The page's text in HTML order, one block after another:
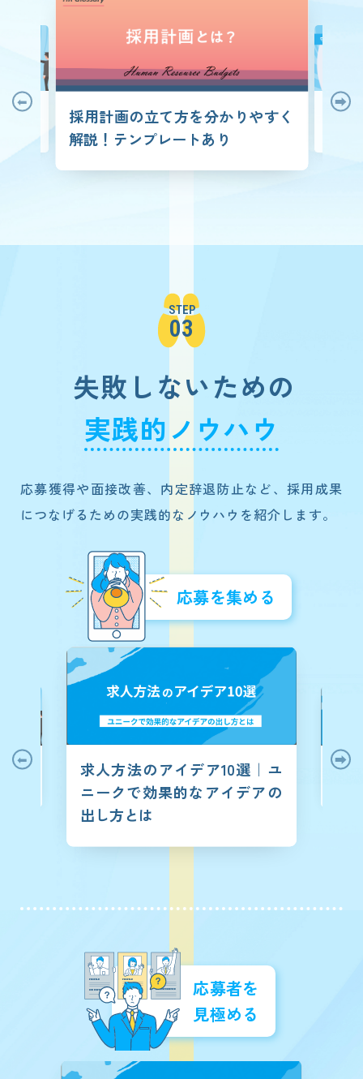
見極め
採用計画の立て方を分かりやすく
解説！テンプレートあり
守りと
STEP
03
失敗しないための
実践的ノウハウ
応募獲得や面接改善、内定辞退防止など、採用成果
につなげるための実践的なノウハウを紹介します。
応募を集める
はこれ
企業
求人方法のアイデア10選｜ユ
ニークで効果的なアイデアの
出し方とは
会社の
用で
応募者を
見極める